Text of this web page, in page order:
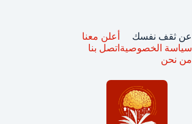
عن ثقف نفسك
سياسة الخصوصية
من نحن
أعلن معنا
اتصل بنا